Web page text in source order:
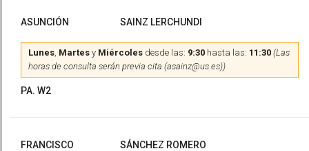
ASUNCIÓN SAINZ LERCHUNDI
Lunes, Martes y Miércoles desde las: 9:30 hasta las: 11:30 (Las
horas de consulta serán previa cita (asainz@us.es))
PA. W2
FRANCISCO SÁNCHEZ ROMERO